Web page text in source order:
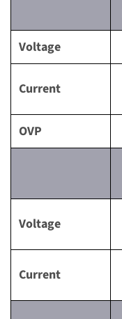
Voltage
Current
OVP
Voltage
Current